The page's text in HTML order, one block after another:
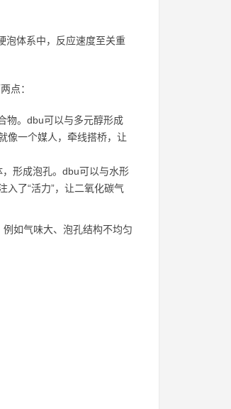
泡体系中，反应速度至关重
点：
物。dbu可以与多元醇形成
像一个媒人，牵线搭桥，让
形成泡孔。dbu可以与水形
了“活力”，让二氧化碳气
如气味大、泡孔结构不均匀